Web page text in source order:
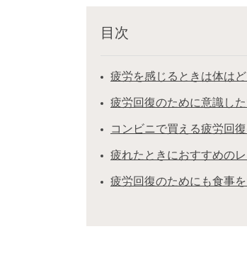
目次
疲労を感じるときは体は
疲労回復のために意識し
コンビニで買える疲労回
疲れたときにおすすめの
疲労回復のためにも食事